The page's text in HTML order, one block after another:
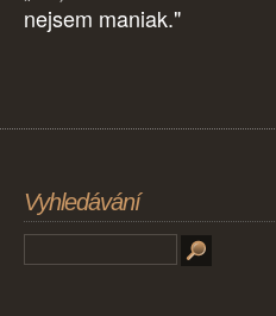
nejsem maniak."
Vyhledávání